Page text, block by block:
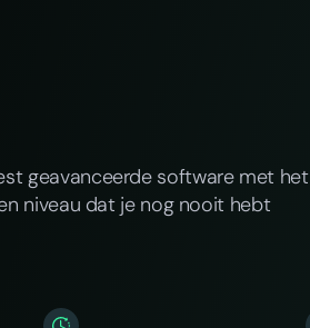
geavanceerde software met het
niveau dat je nog nooit hebt